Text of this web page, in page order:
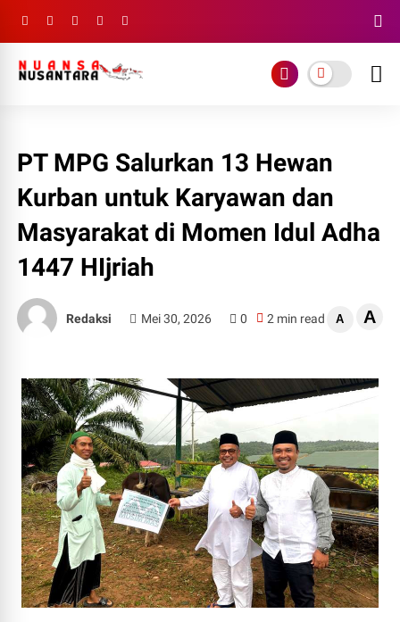
PT MPG Salurkan 13 Hewan
Kurban untuk Karyawan dan
Masyarakat di Momen Idul Adha
1447 HIjriah
Redaksi Mei 30, 2026 0 2 min read A A